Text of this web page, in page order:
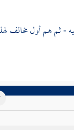
هم أول مخالف لهذا